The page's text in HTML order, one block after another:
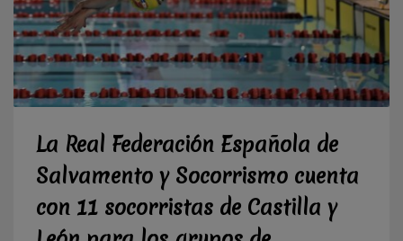
La Real Federación Española de
Salvamento y Socorrismo cuenta
con 11 socorristas de Castilla y